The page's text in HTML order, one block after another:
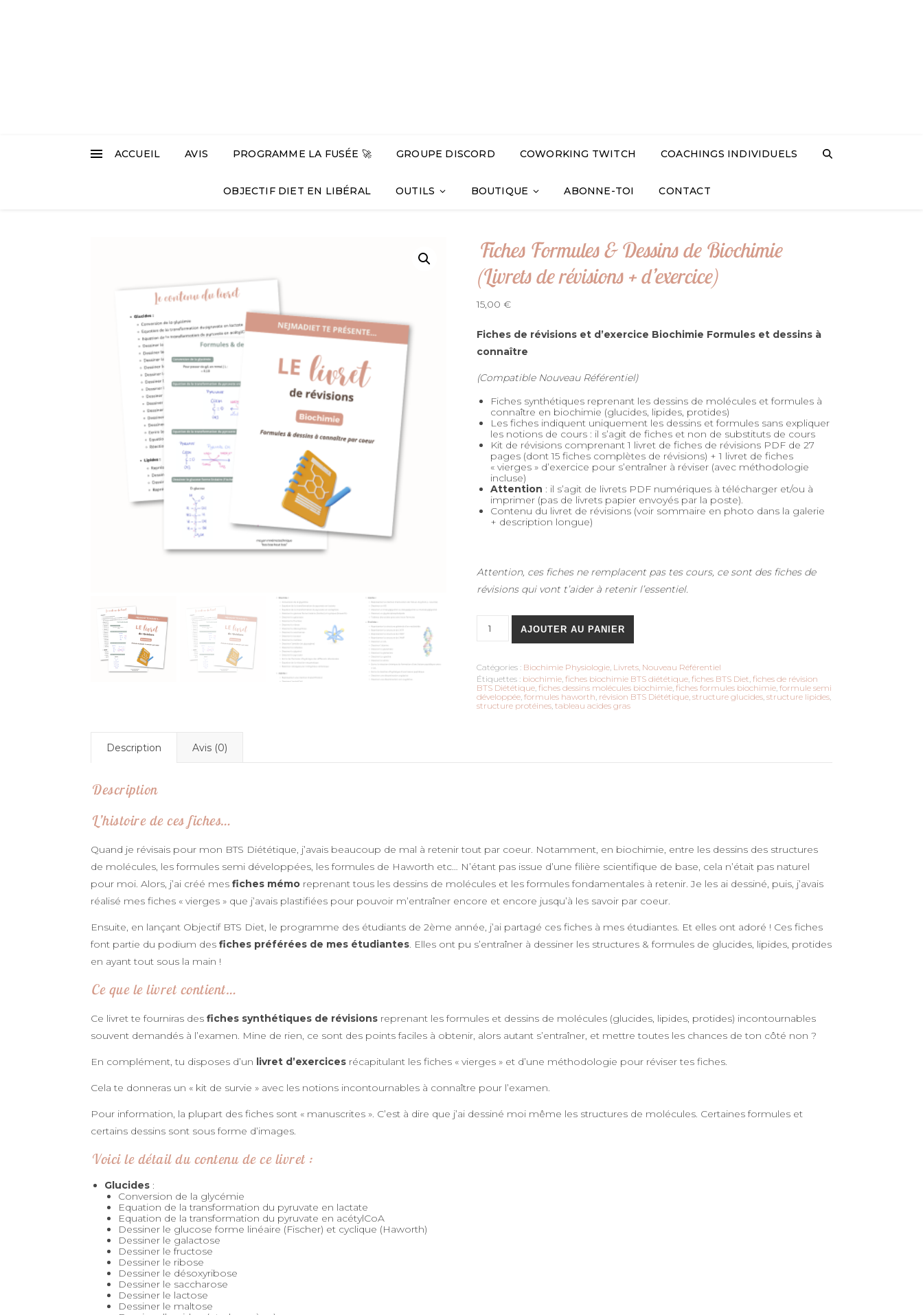
ACCUEIL AVIS PROGRAMME LA FUSÉE 🚀 GROUPE DISCORD COWORKING TWITCH COACHINGS INDIVIDUELS
OBJECTIF DIET EN LIBÉRAL OUTILS BOUTIQUE ABONNE-TOI CONTACT
Fiches Formules & Dessins de Biochimie
(Livrets de révisions + d’exercice)
15,00 €
Fiches de révisions et d’exercice Biochimie Formules et dessins à
connaître
(Compatible Nouveau Référentiel)
Fiches synthétiques reprenant les dessins de molécules et formules à
connaître en biochimie (glucides, lipides, protides)
Les fiches indiquent uniquement les dessins et formules sans expliquer
les notions de cours : il s’agit de fiches et non de substituts de cours
Kit de révisions comprenant 1 livret de fiches de révisions PDF de 27
pages (dont 15 fiches complètes de révisions) + 1 livret de fiches
« vierges » d’exercice pour s’entraîner à réviser (avec méthodologie
incluse)
Attention : il s’agit de livrets PDF numériques à télécharger et/ou à
imprimer (pas de livrets papier envoyés par la poste).
Contenu du livret de révisions (voir sommaire en photo dans la galerie
+ description longue)
Attention, ces fiches ne remplacent pas tes cours, ce sont des fiches de
révisions qui vont t’aider à retenir l’essentiel.
AJOUTER AU PANIER
Catégories : Biochimie Physiologie, Livrets, Nouveau Référentiel
Étiquettes : biochimie, fiches biochimie BTS diététique, fiches BTS Diet, fiches de révision
BTS Diététique, fiches dessins molécules biochimie, fiches formules biochimie, formule semi
développée, formules haworth, révision BTS Diététique, structure glucides, structure lipides,
structure protéines, tableau acides gras
Description Avis (0)
Description
L’histoire de ces fiches…
Quand je révisais pour mon BTS Diététique, j’avais beaucoup de mal à retenir tout par coeur. Notamment, en biochimie, entre les dessins des structures
de molécules, les formules semi développées, les formules de Haworth etc… N’étant pas issue d’une filière scientifique de base, cela n’était pas naturel
pour moi. Alors, j’ai créé mes fiches mémo reprenant tous les dessins de molécules et les formules fondamentales à retenir. Je les ai dessiné, puis, j’avais
réalisé mes fiches « vierges » que j’avais plastifiées pour pouvoir m’entraîner encore et encore jusqu’à les savoir par coeur.
Ensuite, en lançant Objectif BTS Diet, le programme des étudiants de 2ème année, j’ai partagé ces fiches à mes étudiantes. Et elles ont adoré ! Ces fiches
font partie du podium des fiches préférées de mes étudiantes. Elles ont pu s’entraîner à dessiner les structures & formules de glucides, lipides, protides
en ayant tout sous la main !
Ce que le livret contient…
Ce livret te fourniras des fiches synthétiques de révisions reprenant les formules et dessins de molécules (glucides, lipides, protides) incontournables
souvent demandés à l’examen. Mine de rien, ce sont des points faciles à obtenir, alors autant s’entraîner, et mettre toutes les chances de ton côté non ?
En complément, tu disposes d’un livret d’exercices récapitulant les fiches « vierges » et d’une méthodologie pour réviser tes fiches.
Cela te donneras un « kit de survie » avec les notions incontournables à connaître pour l’examen.
Pour information, la plupart des fiches sont « manuscrites ». C’est à dire que j’ai dessiné moi même les structures de molécules. Certaines formules et
certains dessins sont sous forme d’images.
Voici le détail du contenu de ce livret :
Glucides :
Conversion de la glycémie
Equation de la transformation du pyruvate en lactate
Equation de la transformation du pyruvate en acétylCoA
Dessiner le glucose forme linéaire (Fischer) et cyclique (Haworth)
Dessiner le galactose
Dessiner le fructose
Dessiner le ribose
Dessiner le désoxyribose
Dessiner le saccharose
Dessiner le lactose
Dessiner le maltose